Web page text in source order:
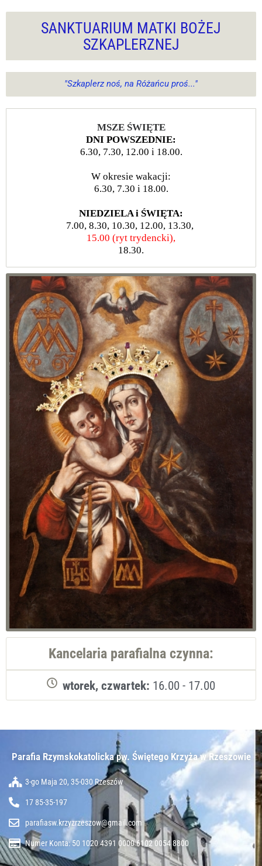
SANKTUARIUM MATKI BOŻEJ
SZKAPLERZNEJ
"Szkaplerz noś, na Różańcu proś..."
MSZE ŚWIĘTE
DNI POWSZEDNIE:
6.30, 7.30, 12.00 i 18.00.
W okresie wakacji:
6.30, 7.30 i 18.00.
NIEDZIELA i ŚWIĘTA:
7.00, 8.30, 10.30, 12.00, 13.30,
15.00 (ryt trydencki),
18.30.
Kancelaria parafialna czynna:
wtorek, czwartek: 16.00 - 17.00
Parafia Rzymskokatolicka pw. Świętego Krzyża w Rzeszowie​
3-go Maja 20, 35-030 Rzeszów
17 85-35-197
parafiasw.krzyzrzeszow@gmail.com
Numer Konta: 50 1020 4391 0000 6102 0054 8800